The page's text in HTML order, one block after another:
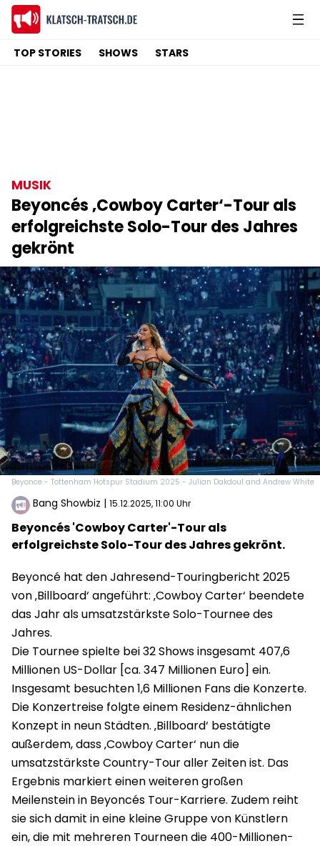
TOP STORIES SHOWS STARS
MUSIK
Beyoncés ‚Cowboy Carter‘-Tour als
erfolgreichste Solo-Tour des Jahres
gekrönt
Beyonce - Tottenham Hotspur Stadium 2025 - Julian Dakdoul and Andrew White
Bang Showbiz | 15.12.2025, 11:00 Uhr
Beyoncés 'Cowboy Carter'-Tour als
erfolgreichste Solo-Tour des Jahres gekrönt.
Beyoncé hat den Jahresend-Touringbericht 2025
von ‚Billboard‘ angeführt: ‚Cowboy Carter‘ beendete
das Jahr als umsatzstärkste Solo-Tournee des
Jahres.
Die Tournee spielte bei 32 Shows insgesamt 407,6
Millionen US-Dollar [ca. 347 Millionen Euro] ein.
Insgesamt besuchten 1,6 Millionen Fans die Konzerte.
Die Konzertreise folgte einem Residenz-ähnlichen
Konzept in neun Städten. ‚Billboard‘ bestätigte
außerdem, dass ‚Cowboy Carter‘ nun die
umsatzstärkste Country-Tour aller Zeiten ist. Das
Ergebnis markiert einen weiteren großen
Meilenstein in Beyoncés Tour-Karriere. Zudem reiht
sie sich damit in eine kleine Gruppe von Künstlern
ein, die mit mehreren Tourneen die 400-Millionen-